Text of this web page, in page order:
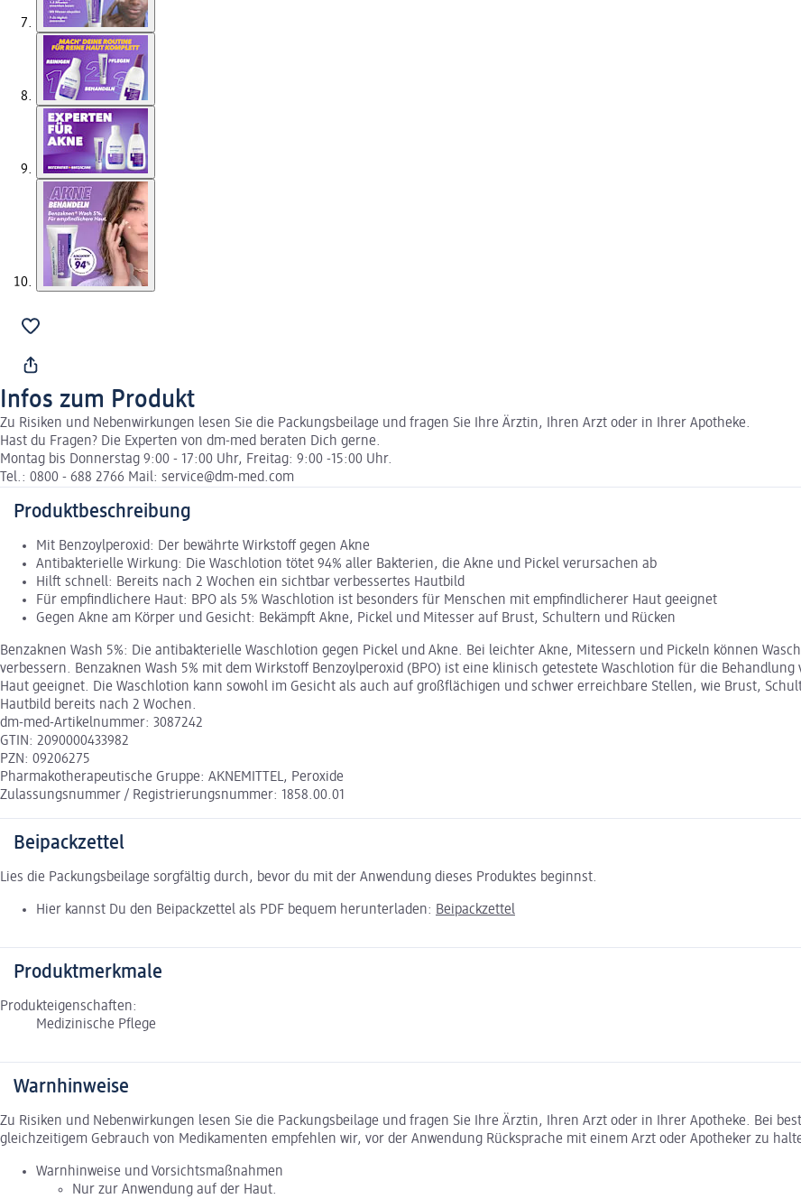
Infos zum Produkt
Zu Risiken und Nebenwirkungen lesen Sie die Packungsbeilage und fragen Sie Ihre Ärztin, Ihren Arzt oder in Ihrer Apotheke.
Hast du Fragen? Die Experten von dm-med beraten Dich gerne.
Montag bis Donnerstag 9:00 - 17:00 Uhr, Freitag: 9:00 -15:00 Uhr.
Tel.: 0800 - 688 2766 Mail: service@dm-med.com
Produktbeschreibung
Mit Benzoylperoxid: Der bewährte Wirkstoff gegen Akne
Antibakterielle Wirkung: Die Waschlotion tötet 94% aller Bakterien, die Akne und Pickel verursachen ab
Hilft schnell: Bereits nach 2 Wochen ein sichtbar verbessertes Hautbild
Für empfindlichere Haut: BPO als 5% Waschlotion ist besonders für Menschen mit empfindlicherer Haut geeignet
Gegen Akne am Körper und Gesicht: Bekämpft Akne, Pickel und Mitesser auf Brust, Schultern und Rücken
Benzaknen Wash 5%: Die antibakterielle Waschlotion gegen Pickel und Akne. Bei leichter Akne, Mitessern und Pickeln können
verbessern. Benzaknen Wash 5% mit dem Wirkstoff Benzoylperoxid (BPO) ist eine klinisch getestete Waschlotion für die
Haut geeignet. Die Waschlotion kann sowohl im Gesicht als auch auf großflächigen und schwer erreichbare Stellen, wie Brust,
Hautbild bereits nach 2 Wochen.
dm-med-Artikelnummer: 3087242
GTIN: 2090000433982
PZN: 09206275
Pharmakotherapeutische Gruppe: AKNEMITTEL, Peroxide
Zulassungsnummer / Registrierungsnummer: 1858.00.01
Beipackzettel
Lies die Packungsbeilage sorgfältig durch, bevor du mit der Anwendung dieses Produktes beginnst.
Hier kannst Du den Beipackzettel als PDF bequem herunterladen: Beipackzettel
Produktmerkmale
Produkteigenschaften:
Medizinische Pflege
Warnhinweise
Zu Risiken und Nebenwirkungen lesen Sie die Packungsbeilage und fragen Sie Ihre Ärztin, Ihren Arzt oder in Ihrer Apotheke. Bei
gleichzeitigem Gebrauch von Medikamenten empfehlen wir, vor der Anwendung Rücksprache mit einem Arzt oder Apotheker zu
Warnhinweise und Vorsichtsmaßnahmen
Nur zur Anwendung auf der Haut.